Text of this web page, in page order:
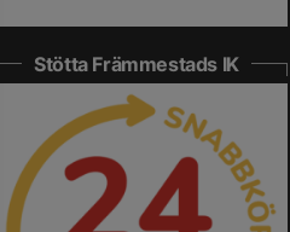
Stötta Främmestads IK